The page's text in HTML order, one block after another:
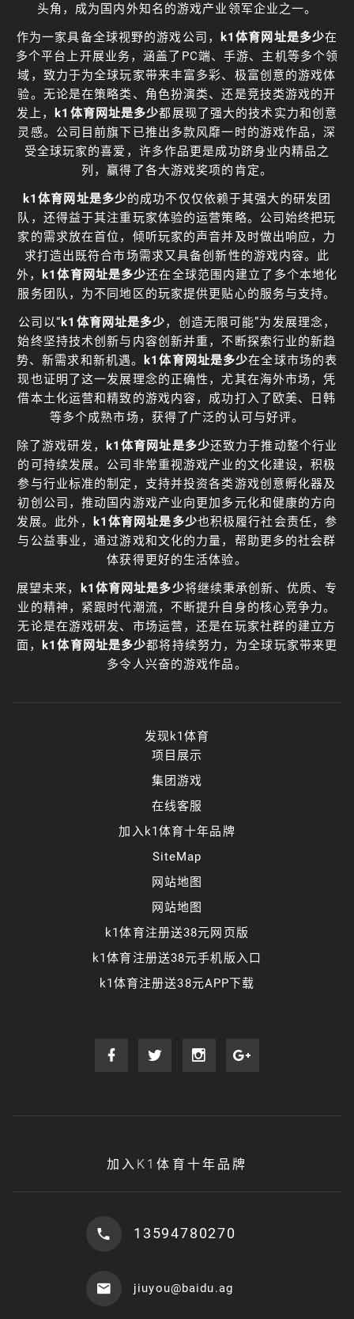
头角，成为国内外知名的游戏产业领军企业之一。
作为一家具备全球视野的游戏公司，
k1体育网址是多少在
多个平台上开展业务，涵盖了PC端、手游、主机等多个领
域，致力于为全球玩家带来丰富多彩、极富创意的游戏体
验。无论是在策略类、角色扮演类、还是竞技类游戏的开
发上，
k1体育网址是多少都展现了强大的技术实力和创意
灵感。公司目前旗下已推出多款风靡一时的游戏作品，深
受全球玩家的喜爱，许多作品更是成功跻身业内精品之
列，赢得了各大游戏奖项的肯定。
k1体育网址是多少的成功不仅仅依赖于其强大的研发团
队，还得益于其注重玩家体验的运营策略。公司始终把玩
家的需求放在首位，倾听玩家的声音并及时做出响应，力
求打造出既符合市场需求又具备创新性的游戏内容。此
外，
k1体育网址是多少还在全球范围内建立了多个本地化
服务团队，为不同地区的玩家提供更贴心的服务与支持。
公司以“ k1体育网址是多少，创造无限可能”为发展理念，
始终坚持技术创新与内容创新并重，不断探索行业的新趋
势、新需求和新机遇。
k1体育网址是多少在全球市场的表
现也证明了这一发展理念的正确性，尤其在海外市场，凭
借本土化运营和精致的游戏内容，成功打入了欧美、日韩
等多个成熟市场，获得了广泛的认可与好评。
除了游戏研发，
k1体育网址是多少还致力于推动整个行业
的可持续发展。公司非常重视游戏产业的文化建设，积极
参与行业标准的制定，支持并投资各类游戏创意孵化器及
初创公司，推动国内游戏产业向更加多元化和健康的方向
发展。此外，
k1体育网址是多少也积极履行社会责任，参
与公益事业，通过游戏和文化的力量，帮助更多的社会群
体获得更好的生活体验。
展望未来，
k1体育网址是多少将继续秉承创新、优质、专
业的精神，紧跟时代潮流，不断提升自身的核心竞争力。
无论是在游戏研发、市场运营，还是在玩家社群的建立方
面，
k1体育网址是多少都将持续努力，为全球玩家带来更
多令人兴奋的游戏作品。
发现k1体育
项目展示
集团游戏
在线客服
加入k1体育十年品牌
SiteMap
网站地图
网站地图
k1体育注册送38元网页版
k1体育注册送38元手机版入口
k1体育注册送38元APP下载
加入K1体育十年品牌
13594780270
jiuyou@baidu.ag